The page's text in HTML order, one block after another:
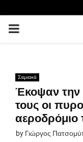
PRIMARY
Σαμιακά
Έκοψαν την
τους οι
αεροδρόμιο
by Γιώργος